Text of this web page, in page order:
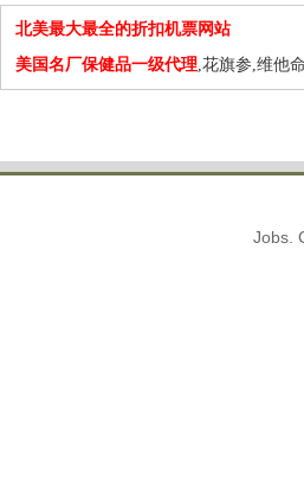
北美最大最全的折扣机票网站
美国名厂保健品一级代理,花旗参,维他
Jobs.